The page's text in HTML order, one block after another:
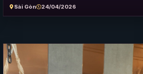
Sài Gòn 24/04/2026